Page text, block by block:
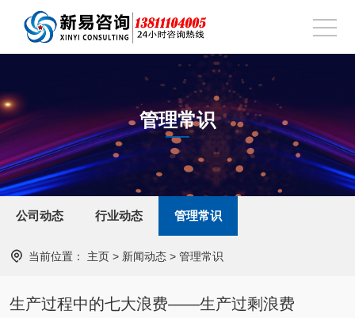
管理常识
公司动态 行业动态 管理常识
当前位置： 主页 > 新闻动态 > 管理常识
生产过程中的七大浪费——生产过剩浪费